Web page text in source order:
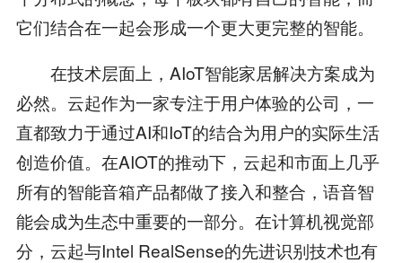
它们结合在一起会形成一个更大更完整的智能。
在技术层面上，AIoT智能家居解决方案成为
必然。云起作为一家专注于用户体验的公司，一
直都致力于通过AI和IoT的结合为用户的实际生活
创造价值。在AIOT的推动下，云起和市面上几乎
所有的智能音箱产品都做了接入和整合，语音智
能会成为生态中重要的一部分。在计算机视觉部
分，云起与Intel RealSense的先进识别技术也有